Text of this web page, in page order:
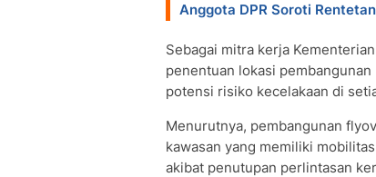
Anggota DPR Soroti
Sebagai mitra kerja
penentuan lokasi
potensi risiko kecelakaan di
Menurutnya, pembangunan
kawasan yang memiliki
akibat penutupan perlintasan